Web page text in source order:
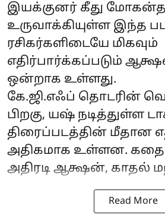
இயக்குனர் கீது
உருவாக்கியுள்ள இந்த
ரசிகர்களிடையே மிகவும்
எதிர்பார்க்கப்படும்
ஒன்றாக உள்ளது.
கே.ஜி.எஃப் தொடரின்
பிறகு, யஷ் நடித்துள்ள
திரைப்படத்தின் மீதான
அதிகமாக உள்ளன.
அதிரடி ஆக்ஷன், காதல்
Read More